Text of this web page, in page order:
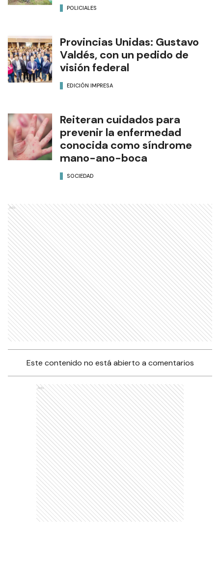
POLICIALES
Provincias Unidas: Gustavo
Valdés, con un pedido de
visión federal
EDICIÓN IMPRESA
Reiteran cuidados para
prevenir la enfermedad
conocida como síndrome
mano-ano-boca
SOCIEDAD
Ads
Este contenido no está abierto a comentarios
Ads